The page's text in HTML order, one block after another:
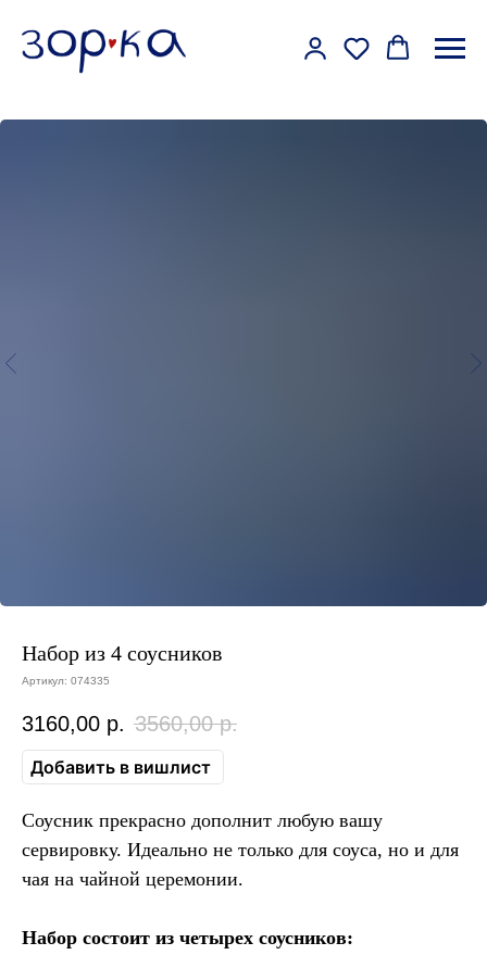
Набор из 4 соусников
Артикул: 074335
3160,00 р. 3560,00 р.
Добавить в вишлист
Соусник прекрасно дополнит любую вашу
сервировку. Идеально не только для соуса, но и для
чая на чайной церемонии.
Набор состоит из четырех соусников: